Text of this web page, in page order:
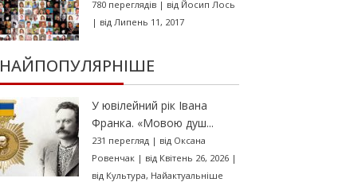
780 переглядів| від Йосип Лось
| від Липень 11, 2017
НАЙПОПУЛЯРНІШЕ
У ювілейний рік Івана
Франка. «Мовою душ...
231 перегляд| від Оксана
Ровенчак| від Квітень 26, 2026|
від Культура, Найактуальніше